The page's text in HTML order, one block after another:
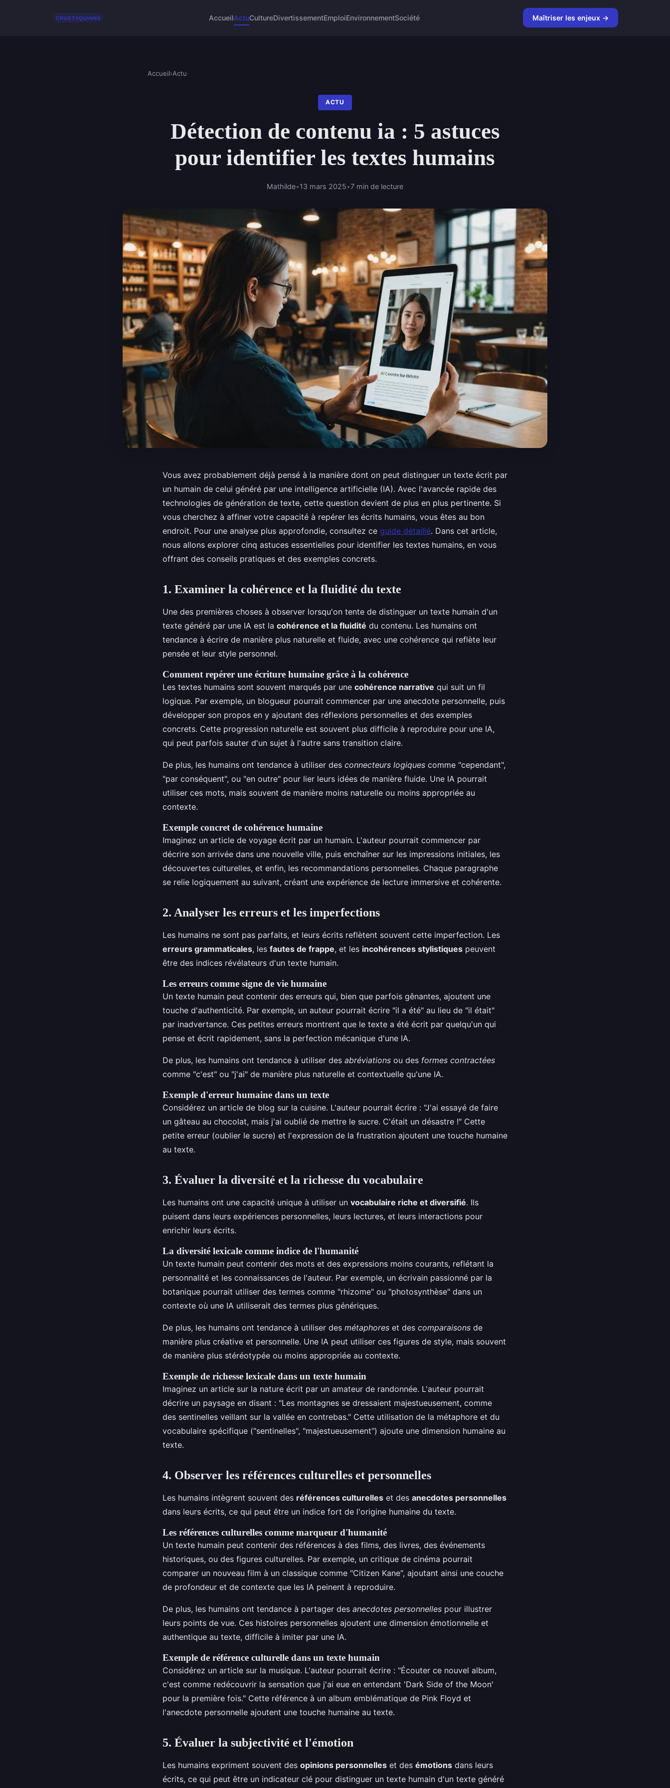
AccueilActuCultureDivertissementEmploiEnvironnementSociété Maîtriser les enjeux →
Accueil›Actu
ACTU
Détection de contenu ia : 5 astuces
pour identifier les textes humains
Mathilde•13 mars 2025•7 min de lecture
Vous avez probablement déjà pensé à la manière dont on peut distinguer un texte écrit par
un humain de celui généré par une intelligence artificielle (IA). Avec l'avancée rapide des
technologies de génération de texte, cette question devient de plus en plus pertinente. Si
vous cherchez à affiner votre capacité à repérer les écrits humains, vous êtes au bon
endroit. Pour une analyse plus approfondie, consultez ce guide détaillé. Dans cet article,
nous allons explorer cinq astuces essentielles pour identifier les textes humains, en vous
offrant des conseils pratiques et des exemples concrets.
1. Examiner la cohérence et la fluidité du texte
Une des premières choses à observer lorsqu'on tente de distinguer un texte humain d'un
texte généré par une IA est la cohérence et la fluidité du contenu. Les humains ont
tendance à écrire de manière plus naturelle et fluide, avec une cohérence qui reflète leur
pensée et leur style personnel.
Comment repérer une écriture humaine grâce à la cohérence
Les textes humains sont souvent marqués par une cohérence narrative qui suit un fil
logique. Par exemple, un blogueur pourrait commencer par une anecdote personnelle, puis
développer son propos en y ajoutant des réflexions personnelles et des exemples
concrets. Cette progression naturelle est souvent plus difficile à reproduire pour une IA,
qui peut parfois sauter d'un sujet à l'autre sans transition claire.
De plus, les humains ont tendance à utiliser des connecteurs logiques comme "cependant",
"par conséquent", ou "en outre" pour lier leurs idées de manière fluide. Une IA pourrait
utiliser ces mots, mais souvent de manière moins naturelle ou moins appropriée au
contexte.
Exemple concret de cohérence humaine
Imaginez un article de voyage écrit par un humain. L'auteur pourrait commencer par
décrire son arrivée dans une nouvelle ville, puis enchaîner sur les impressions initiales, les
découvertes culturelles, et enfin, les recommandations personnelles. Chaque paragraphe
se relie logiquement au suivant, créant une expérience de lecture immersive et cohérente.
2. Analyser les erreurs et les imperfections
Les humains ne sont pas parfaits, et leurs écrits reflètent souvent cette imperfection. Les
erreurs grammaticales, les fautes de frappe, et les incohérences stylistiques peuvent
être des indices révélateurs d'un texte humain.
Les erreurs comme signe de vie humaine
Un texte humain peut contenir des erreurs qui, bien que parfois gênantes, ajoutent une
touche d'authenticité. Par exemple, un auteur pourrait écrire "il a été" au lieu de "il était"
par inadvertance. Ces petites erreurs montrent que le texte a été écrit par quelqu'un qui
pense et écrit rapidement, sans la perfection mécanique d'une IA.
De plus, les humains ont tendance à utiliser des abréviations ou des formes contractées
comme "c'est" ou "j'ai" de manière plus naturelle et contextuelle qu'une IA.
Exemple d'erreur humaine dans un texte
Considérez un article de blog sur la cuisine. L'auteur pourrait écrire : "J'ai essayé de faire
un gâteau au chocolat, mais j'ai oublié de mettre le sucre. C'était un désastre !" Cette
petite erreur (oublier le sucre) et l'expression de la frustration ajoutent une touche humaine
au texte.
3. Évaluer la diversité et la richesse du vocabulaire
Les humains ont une capacité unique à utiliser un vocabulaire riche et diversifié. Ils
puisent dans leurs expériences personnelles, leurs lectures, et leurs interactions pour
enrichir leurs écrits.
La diversité lexicale comme indice de l'humanité
Un texte humain peut contenir des mots et des expressions moins courants, reflétant la
personnalité et les connaissances de l'auteur. Par exemple, un écrivain passionné par la
botanique pourrait utiliser des termes comme "rhizome" ou "photosynthèse" dans un
contexte où une IA utiliserait des termes plus génériques.
De plus, les humains ont tendance à utiliser des métaphores et des comparaisons de
manière plus créative et personnelle. Une IA peut utiliser ces figures de style, mais souvent
de manière plus stéréotypée ou moins appropriée au contexte.
Exemple de richesse lexicale dans un texte humain
Imaginez un article sur la nature écrit par un amateur de randonnée. L'auteur pourrait
décrire un paysage en disant : "Les montagnes se dressaient majestueusement, comme
des sentinelles veillant sur la vallée en contrebas." Cette utilisation de la métaphore et du
vocabulaire spécifique ("sentinelles", "majestueusement") ajoute une dimension humaine au
texte.
4. Observer les références culturelles et personnelles
Les humains intègrent souvent des références culturelles et des anecdotes personnelles
dans leurs écrits, ce qui peut être un indice fort de l'origine humaine du texte.
Les références culturelles comme marqueur d'humanité
Un texte humain peut contenir des références à des films, des livres, des événements
historiques, ou des figures culturelles. Par exemple, un critique de cinéma pourrait
comparer un nouveau film à un classique comme "Citizen Kane", ajoutant ainsi une couche
de profondeur et de contexte que les IA peinent à reproduire.
De plus, les humains ont tendance à partager des anecdotes personnelles pour illustrer
leurs points de vue. Ces histoires personnelles ajoutent une dimension émotionnelle et
authentique au texte, difficile à imiter par une IA.
Exemple de référence culturelle dans un texte humain
Considérez un article sur la musique. L'auteur pourrait écrire : "Écouter ce nouvel album,
c'est comme redécouvrir la sensation que j'ai eue en entendant 'Dark Side of the Moon'
pour la première fois." Cette référence à un album emblématique de Pink Floyd et
l'anecdote personnelle ajoutent une touche humaine au texte.
5. Évaluer la subjectivité et l'émotion
Les humains expriment souvent des opinions personnelles et des émotions dans leurs
écrits, ce qui peut être un indicateur clé pour distinguer un texte humain d'un texte généré